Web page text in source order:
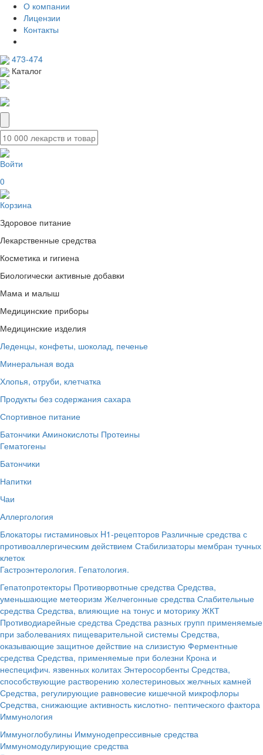
О компании
Лицензии
Контакты
473-474
Каталог
Войти
0
Корзина
Здоровое питание
Лекарственные средства
Косметика и гигиена
Биологически активные добавки
Мама и малыш
Медицинские приборы
Медицинские изделия
Леденцы, конфеты, шоколад, печенье
Минеральная вода
Хлопья, отруби, клетчатка
Продукты без содержания сахара
Спортивное питание
Батончики Аминокислоты Протеины
Гематогены
Батончики
Напитки
Чаи
Аллергология
Блокаторы гистаминовых H1-рецепторов Различные средства с
противоаллергическим действием Стабилизаторы мембран тучных
клеток
Гастроэнтерология. Гепатология.
Гепатопротекторы Противорвотные средства Средства,
уменьшающие метеоризм Желчегонные средства Слабительные
средства Средства, влияющие на тонус и моторику ЖКТ
Противодиарейные средства Средства разных групп применяемые
при заболеваниях пищеварительной системы Средства,
оказывающие защитное действие на слизистую Ферментные
средства Средства, применяемые при болезни Крона и
неспецифич. язвенных колитах Энтеросорбенты Средства,
способствующие растворению холестериновых желчных камней
Средства, регулирующие равновесие кишечной микрофлоры
Средства, снижающие активность кислотно- пептического фактора
Иммунология
Иммуноглобулины Иммунодепрессивные средства
Иммуномодулирующие средства